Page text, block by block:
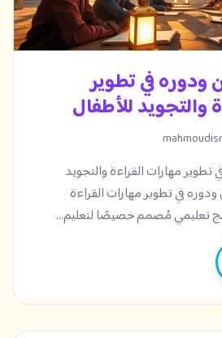
ودوره في تطوير
والتجويد للأطفال
تطوير مهارات القراءة والتجويد
ودوره في تطوير مهارات القراءة
تعليمي مُصمم خصيصًا لتعليم…